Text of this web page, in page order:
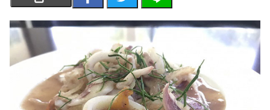
การ
ศึกษา
บันเทิง
รูปภาพ
ดู